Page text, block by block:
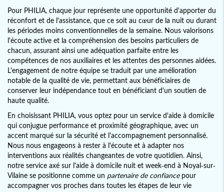
Pour PHILIA, chaque jour représente une opportunité d'apporter du
réconfort et de l'assistance, que ce soit au cœur de la nuit ou durant
les périodes moins conventionnelles de la semaine. Nous valorisons
l'écoute active et la compréhension des besoins particuliers de
chacun, assurant ainsi une adéquation parfaite entre les
compétences de nos auxiliaires et les attentes des personnes aidées.
L'engagement de notre équipe se traduit par une amélioration
notable de la qualité de vie, permettant aux bénéficiaires de
conserver leur indépendance tout en bénéficiant d'un soutien de
haute qualité.
En choisissant PHILIA, vous optez pour un service d'aide à domicile
qui conjugue performance et proximité géographique, avec un
accent marqué sur la sécurité et l'accompagnement personnalisé.
Nous nous engageons à rester à l'écoute et à adapter nos
interventions aux réalités changeantes de votre quotidien. Ainsi,
notre service axé sur l'aide à domicile nuit et week-end à Noyal-sur-
Vilaine se positionne comme un partenaire de confiancepour
accompagner vos proches dans toutes les étapes de leur vie